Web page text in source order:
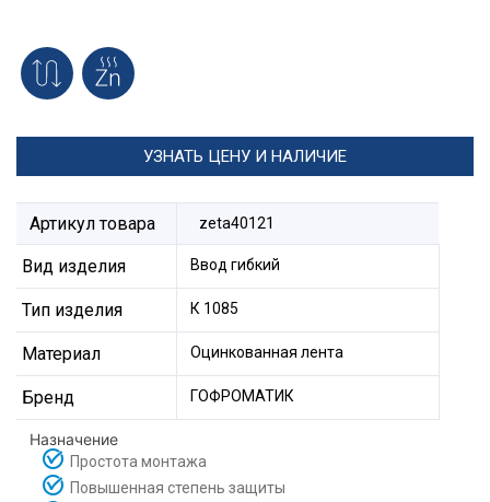
УЗНАТЬ ЦЕНУ И НАЛИЧИЕ
Артикул товара zeta40121
Вид изделия Ввод гибкий
Тип изделия К 1085
Материал Оцинкованная лента
Бренд ГОФРОМАТИК
Назначение
Простота монтажа
Повышенная степень защиты